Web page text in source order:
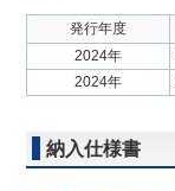
発行年度
2024年
2024年
納入仕様書